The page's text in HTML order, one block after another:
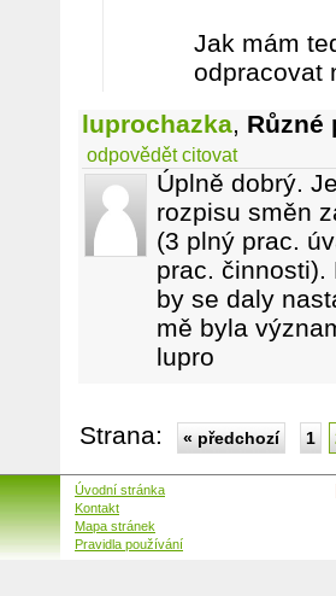
Jak mám
odpracovat
luprochazka, Různé
odpovědět citovat
Úplně dobrý.
rozpisu směn
(3 plný prac.
prac. činnosti).
by se daly
mě byla
lupro
Strana: « předchozí 1
Úvodní stránka
Kontakt
Mapa stránek
Pravidla používání